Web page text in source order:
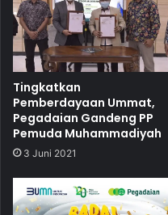
Tingkatkan
Pemberdayaan Ummat,
Pegadaian Gandeng PP
Pemuda Muhammadiyah
3 Juni 2021